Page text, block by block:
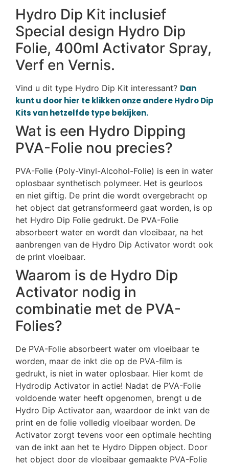
Hydro Dip Kit inclusief
Special design Hydro Dip
Folie, 400ml Activator Spray,
Verf en Vernis.
Vind u dit type Hydro Dip Kit interessant? Dan
kunt u door hier te klikken onze andere Hydro Dip
Kits van hetzelfde type bekijken.
Wat is een Hydro Dipping
PVA-Folie nou precies?
PVA-Folie (Poly-Vinyl-Alcohol-Folie) is een in water
oplosbaar synthetisch polymeer. Het is geurloos
en niet giftig. De print die wordt overgebracht op
het object dat getransformeerd gaat worden, is op
het Hydro Dip Folie gedrukt. De PVA-Folie
absorbeert water en wordt dan vloeibaar, na het
aanbrengen van de Hydro Dip Activator wordt ook
de print vloeibaar.
Waarom is de Hydro Dip
Activator nodig in
combinatie met de PVA-
Folies?
De PVA-Folie absorbeert water om vloeibaar te
worden, maar de inkt die op de PVA-film is
gedrukt, is niet in water oplosbaar. Hier komt de
Hydrodip Activator in actie! Nadat de PVA-Folie
voldoende water heeft opgenomen, brengt u de
Hydro Dip Activator aan, waardoor de inkt van de
print en de folie volledig vloeibaar worden. De
Activator zorgt tevens voor een optimale hechting
van de inkt aan het te Hydro Dippen object. Door
het object door de vloeibaar gemaakte PVA-Folie